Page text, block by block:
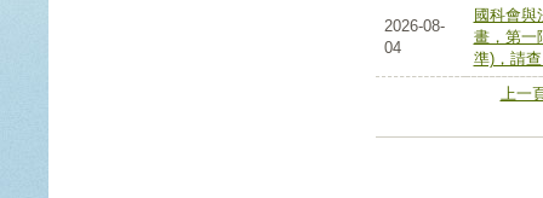
2026-08-
04
國科會與
畫，第一
準)，請
上一